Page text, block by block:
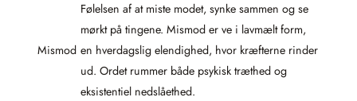
Mismod
Følelsen af at miste modet, synke sammen og se
mørkt på tingene. Mismod er ve i lavmælt form,
en hverdagslig elendighed, hvor kræfterne rinder
ud. Ordet rummer både psykisk træthed og
eksistentiel nedslåethed.